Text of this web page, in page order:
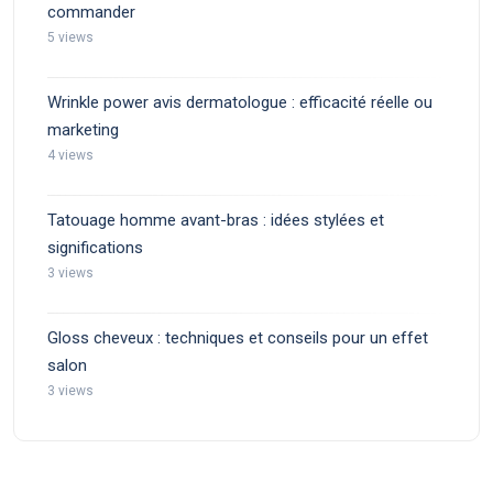
commander
5 views
Wrinkle power avis dermatologue : efficacité réelle ou
marketing
4 views
Tatouage homme avant-bras : idées stylées et
significations
3 views
Gloss cheveux : techniques et conseils pour un effet
salon
3 views